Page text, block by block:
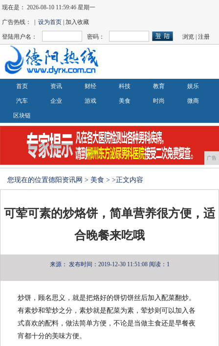
现在是：2026-08-10 11:59:47 星期一
广告热线： |设为首页 | 加入收藏
登陆用户名： 密码： 浏览 |注册
首页 资讯 财经 科技 教育 娱乐
汽车 企业 游戏 美食 时尚 微商
区块链
广告
您现在的位置德阳资讯网 > 美食 > >正文内容
可荤可素的炒烙饼，简单营养很方便，适
合晚餐来吃哦
来源： 发布时间：2019-12-30 11:51:08 阅读：1
炒饼，顾名思义，就是把烙好的饼切饼丝后加入配菜翻炒。
有素炒和荤炒之分，素炒就是配菜为素，荤炒则可以加入各
式喜欢的配料，做法简单方便，不论是当做主食还是早餐夜
宵都十分的美味方便。